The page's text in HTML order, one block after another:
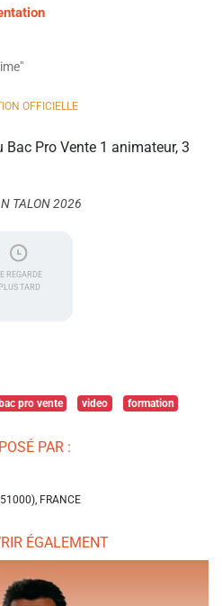
OFFICIELLE
Pro Vente 1 animateur, 3
TALON 2026
REGARDE
PLUS TARD
bac pro vente video formation
PAR :
FRANCE
ÉGALEMENT